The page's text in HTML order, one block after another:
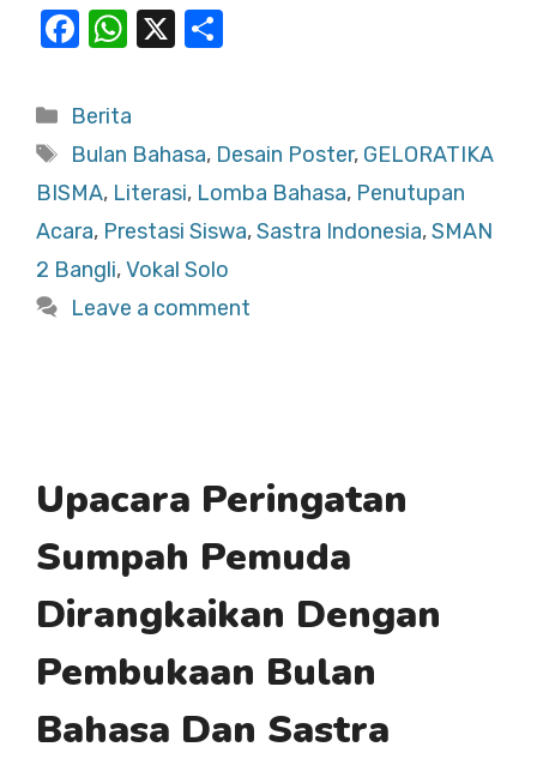
F
c
e
b
o
o
k
W
at
s
A
p
p
X
e
Categories
Berita
Tags
Bulan Bahasa, Desain Poster, GELORATIKA
BISMA, Literasi, Lomba Bahasa, Penutupan
Acara, Prestasi Siswa,Sastra Indonesia,SMAN
2 Bangli,Vokal Solo
Leave a comment
Upacara Peringatan
Sumpah Pemuda
Dirangkaikan Dengan
Pembukaan Bulan
Bahasa Dan Sastra